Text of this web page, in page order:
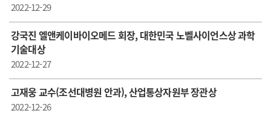
2022-12-29
강국진 엘앤케이바이오메드 회장, 대한민국 노벨사이언스상 과학
기술대상
2022-12-27
고재웅 교수(조선대병원 안과), 산업통상자원부 장관상
2022-12-26